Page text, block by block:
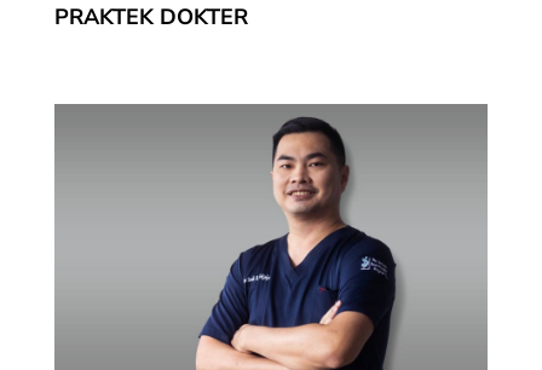
PRAKTEK DOKTER